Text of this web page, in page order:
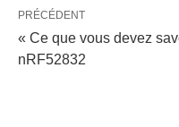
PRÉCÉDENT
« Ce que vous devez
nRF52832